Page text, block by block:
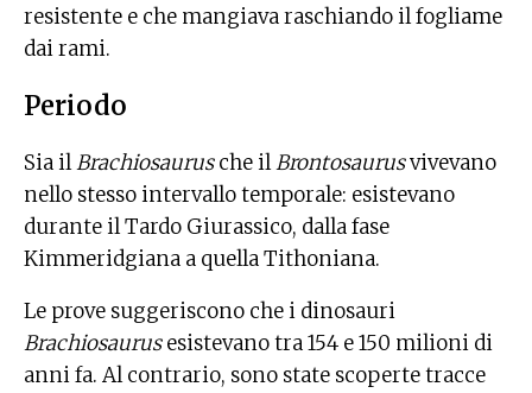
resistente e che mangiava raschiando il fogliame
dai rami.
Periodo
Sia ilBrachiosaurusche ilBrontosaurusvivevano
nello stesso intervallo temporale: esistevano
durante il Tardo Giurassico, dalla fase
Kimmeridgiana a quella Tithoniana.
Le prove suggeriscono che i dinosauri
Brachiosaurusesistevano tra 154 e 150 milioni di
anni fa. Al contrario, sono state scoperte tracce